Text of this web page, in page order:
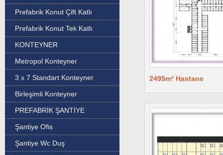
Prefabrik Konut Çift Katlı
Prefabrik Konut Tek Katlı
KONTEYNER
Metropol Konteyner
3 x 7 Standart Konteyner
Birleşimli Konteyner
PREFABRİK ŞANTİYE
Şantiye Ofis
Şantiye Wc Duş
2495m² Hastane